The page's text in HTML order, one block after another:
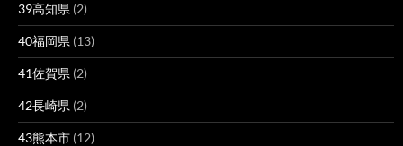
39高知県 (2)
40福岡県 (13)
41佐賀県 (2)
42長崎県 (2)
43熊本市 (12)